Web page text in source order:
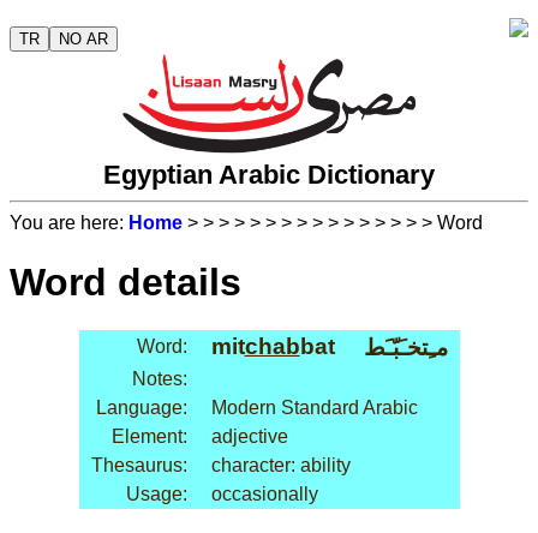
TR NO AR
Egyptian Arabic Dictionary
You are here: Home > > > > > > > > > > > > > > > > Word
Word details
Word: mitchabbat مـِتخـَبّـَط
Notes:
Language:
Modern Standard Arabic
Element:
adjective
Thesaurus:
character: ability
Usage:
occasionally